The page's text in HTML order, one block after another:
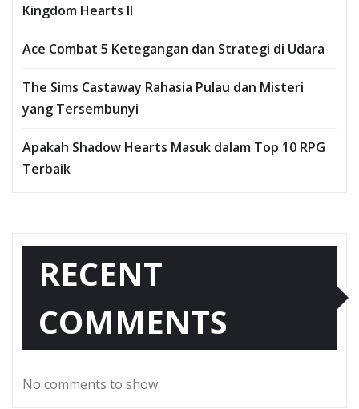
Kingdom Hearts II
Ace Combat 5 Ketegangan dan Strategi di Udara
The Sims Castaway Rahasia Pulau dan Misteri
yang Tersembunyi
Apakah Shadow Hearts Masuk dalam Top 10 RPG
Terbaik
RECENT
COMMENTS
No comments to show.